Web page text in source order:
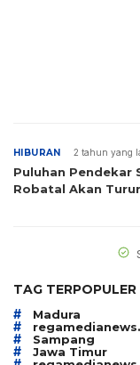
HIBURAN 2 tahun yang
Puluhan Pendekar
Robatal Akan
TAG TERPOPULER
# Madura
#
# Sampang
# Jawa Timur